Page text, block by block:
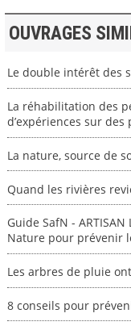
OUVRAGES
Le double intérêt des
La réhabilitation des
d’expériences sur
La nature, source de
Quand les rivières
Guide SafN -
Nature pour prévenir
Les arbres de pluie
8 conseils pour